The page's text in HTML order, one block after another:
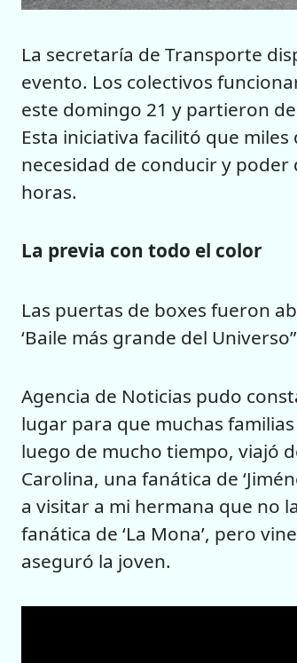
La secretaría de Transporte
evento. Los colectivos
este domingo 21 y partieron
Esta iniciativa facilitó que
necesidad de conducir y
horas.
La previa con todo el color
Las puertas de boxes fueron
‘Baile más grande del
Agencia de Noticias pudo
lugar para que muchas
luego de mucho tiempo, viajó
Carolina, una fanática de
a visitar a mi hermana que no
fanática de ‘La Mona’, pero
aseguró la joven.